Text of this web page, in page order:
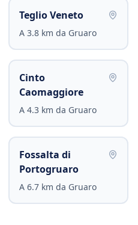
Teglio Veneto
A 3.8 km da Gruaro
Cinto
Caomaggiore
A 4.3 km da Gruaro
Fossalta di
Portogruaro
A 6.7 km da Gruaro